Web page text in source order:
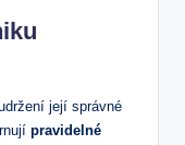
její správné
pravidelné